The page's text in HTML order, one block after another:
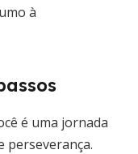
à
é uma jornada
perseverança.